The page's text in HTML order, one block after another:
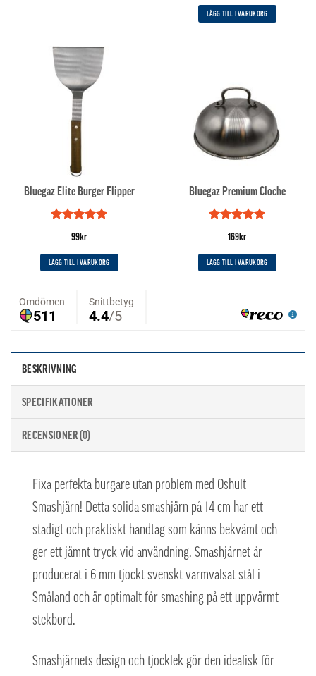
LÄGG TILL I VARUKORG
Bluegaz Elite Burger Flipper
Betygsatt
av 599kr
LÄGG TILL I VARUKORG
Bluegaz Premium Cloche
Betygsatt
av 5169kr
LÄGG TILL I VARUKORG
BESKRIVNING
SPECIFIKATIONER
RECENSIONER (0)
Fixa perfekta burgare utan problem med Oshult
Smashjärn! Detta solida smashjärn på 14 cm har ett
stadigt och praktiskt handtag som känns bekvämt och
ger ett jämnt tryck vid användning. Smashjärnet är
producerat i 6 mm tjockt svenskt varmvalsat stål i
Småland och är optimalt för smashing på ett uppvärmt
stekbord.
Smashjärnets design och tjocklek gör den idealisk för